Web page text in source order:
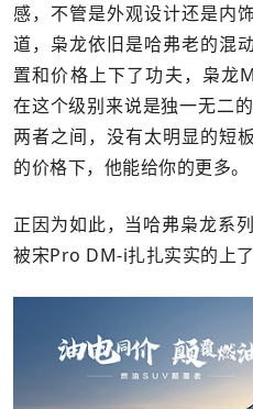
感，不管是外观设计还是内
道，枭龙依旧是哈弗老的混
置和价格上下了功夫，枭龙
在这个级别来说是独一无二
两者之间，没有太明显的短
的价格下，他能给你的更多。
正因为如此，当哈弗枭龙系
被宋Pro DM-i扎扎实实的上了